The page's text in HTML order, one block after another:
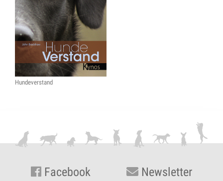
Hundeverstand
Facebook Newsletter